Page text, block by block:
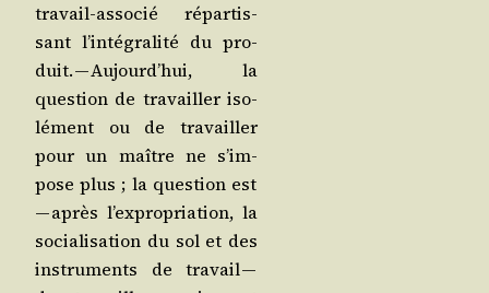
tra­vail-asso­cié répar­tis­
sant l’in­té­gra­li­té du pro­
duit. — Aujourd’­hui, la
ques­tion de tra­vailler iso­
lé­ment ou de tra­vailler
pour un maître ne s’im­
pose plus ; la ques­tion est
— après l’ex­pro­pria­tion, la
socia­li­sa­tion du sol et des
ins­tru­ments de tra­vail —